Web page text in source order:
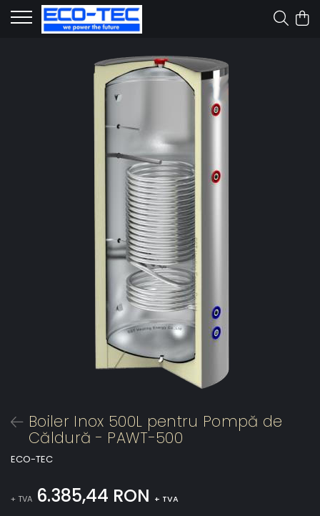
Boiler Inox 500L pentru Pompă de
Căldură - PAWT-500
ECO-TEC
+ TVA 6.385,44 RON + TVA